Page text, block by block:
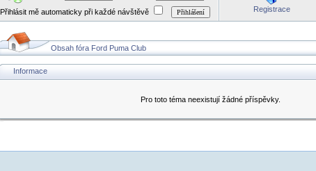
Přihlásit mě automaticky při každé návštěvě Registrace
Obsah fóra Ford Puma Club
Informace
Pro toto téma neexistují žádné příspěvky.